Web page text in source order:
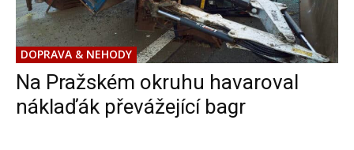
DOPRAVA & NEHODY
Na Pražském okruhu havaroval
náklaďák převážející bagr